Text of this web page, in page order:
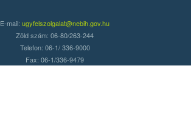
E-mail: ugyfelszolgalat@nebih.gov.hu
Zöld szám: 06-80/263-244
Telefon: 06-1/ 336-9000
Fax: 06-1/336-9479